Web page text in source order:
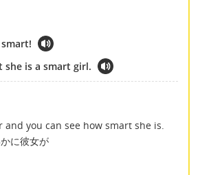
she is a smart girl.
and you can see how smart she is.
に彼女が